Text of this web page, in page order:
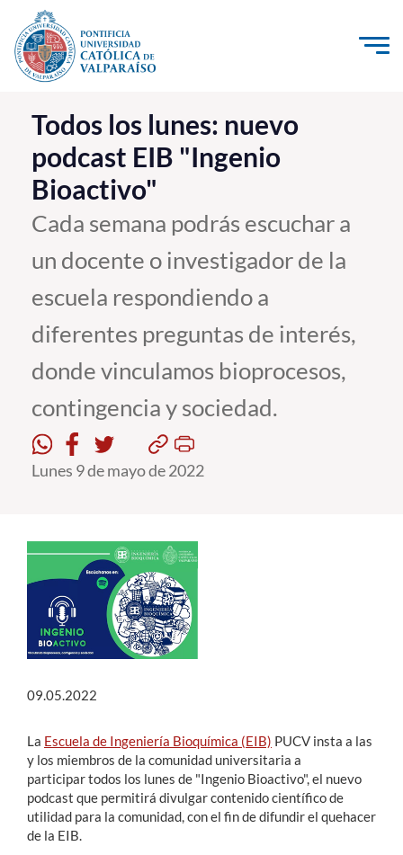
Click acá para ir directamente al contenido
La Universidad
Investigación, Creación e Innovación
PUCV Internacional
Vinculación con el Medio
Admisión
Pregrado
Estudiantes
Alumni
English
Todos los lunes: nuevo
podcast EIB "Ingenio
Bioactivo"
Cada semana podrás escuchar a
un docente o investigador de la
escuela respondiendo a
diferentes preguntas de interés,
donde vinculamos bioprocesos,
contingencia y sociedad.
Lunes 9 de mayo de 2022
09.05.2022
La Escuela de Ingeniería Bioquímica (EIB) PUCV insta a las
y los miembros de la comunidad universitaria a
participar todos los lunes de "Ingenio Bioactivo", el nuevo
podcast que permitirá divulgar contenido científico de
utilidad para la comunidad, con el fin de difundir el quehacer
de la EIB.